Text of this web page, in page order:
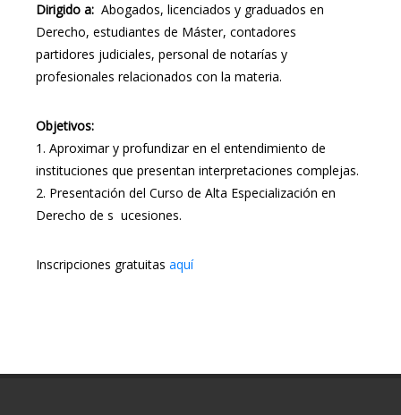
Dirigido a: Abogados, licenciados y graduados en
Derecho, estudiantes de Máster, contadores
partidores judiciales, personal de notarías y
profesionales relacionados con la materia.
Objetivos:
1. Aproximar y profundizar en el entendimiento de
instituciones que presentan interpretaciones complejas.
2. Presentación del Curso de Alta Especialización en
Derecho de s ucesiones.
Inscripciones gratuitas aquí